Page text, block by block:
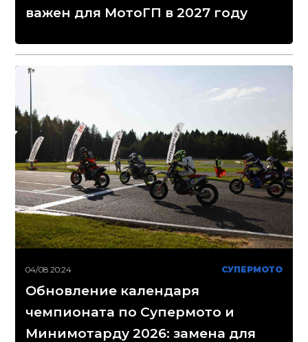
важен для МотоГП в 2027 году
04/08 20:24 СУПЕРМОТО
Обновление календаря
чемпионата по Супермото и
Минимотарду 2026: замена для